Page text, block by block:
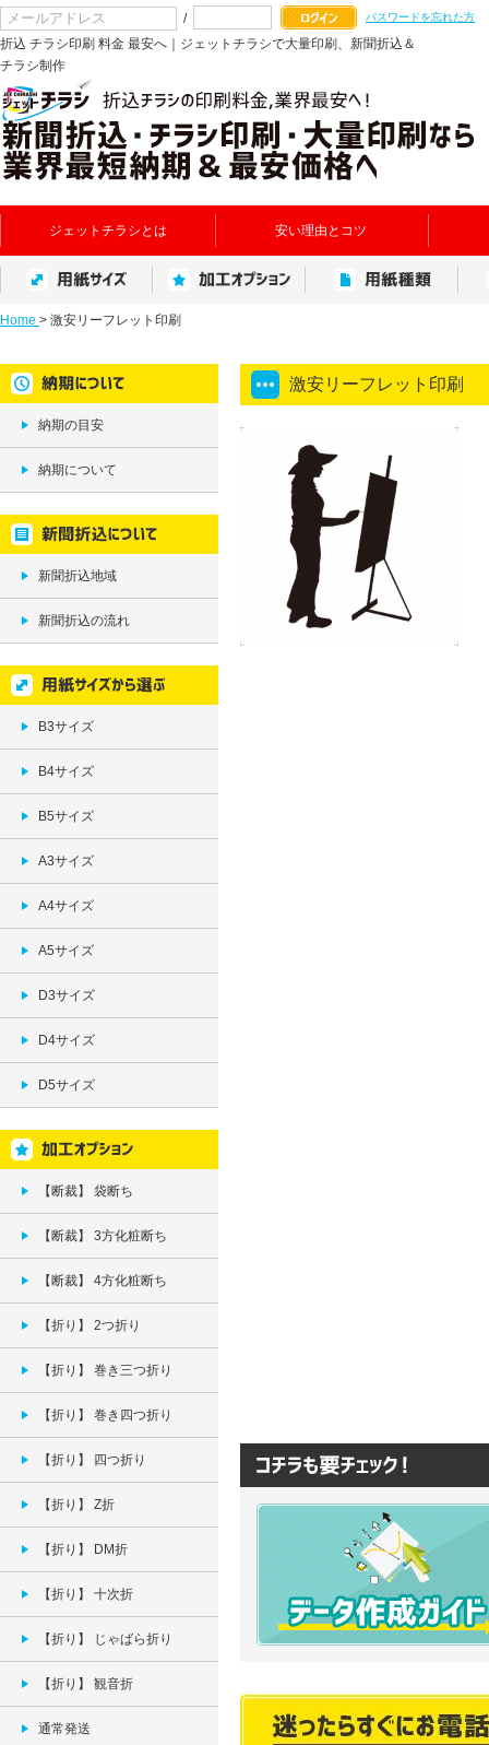
/ パスワードを忘れた方
折込 チラシ印刷 料金 最安へ｜ジェットチラシで大量印刷、新聞折込＆
チラシ制作
ジェットチラシとは 安い理由とコツ
Home > 激安リーフレット印刷
納期の目安
納期について
新聞折込地域
新聞折込の流れ
B3サイズ
B4サイズ
B5サイズ
A3サイズ
A4サイズ
A5サイズ
D3サイズ
D4サイズ
D5サイズ
【断裁】 袋断ち
【断裁】 3方化粧断ち
【断裁】 4方化粧断ち
【折り】 2つ折り
【折り】 巻き三つ折り
【折り】 巻き四つ折り
【折り】 四つ折り
【折り】 Z折
【折り】 DM折
【折り】 十次折
【折り】 じゃばら折り
【折り】 観音折
通常発送
激安リーフレット印刷